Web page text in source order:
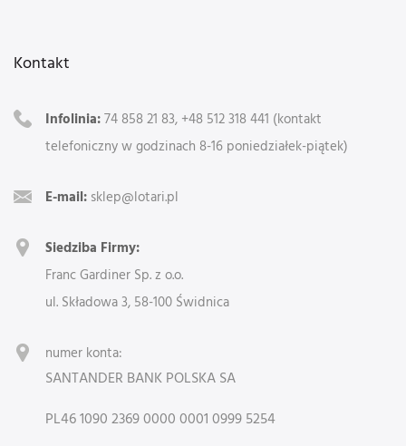
Kontakt
Infolinia:74 858 21 83, +48 512 318 441 (kontakt
telefoniczny w godzinach 8-16 poniedziałek-piątek)
E-mail: sklep@lotari.pl
Siedziba Firmy:
Franc Gardiner Sp. z o.o.
ul. Składowa 3, 58-100 Świdnica
numer konta:
SANTANDER BANK POLSKA SA
PL46 1090 2369 0000 0001 0999 5254